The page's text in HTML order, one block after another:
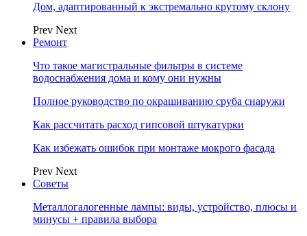
Дом, адаптированный к экстремально крутому склону
Prev Next
Ремонт
Что такое магистральные фильтры в системе
водоснабжения дома и кому они нужны
Полное руководство по окрашиванию сруба снаружи
Как рассчитать расход гипсовой штукатурки
Как избежать ошибок при монтаже мокрого фасада
Prev Next
Советы
Металлогалогенные лампы: виды, устройство, плюсы и
минусы + правила выбора